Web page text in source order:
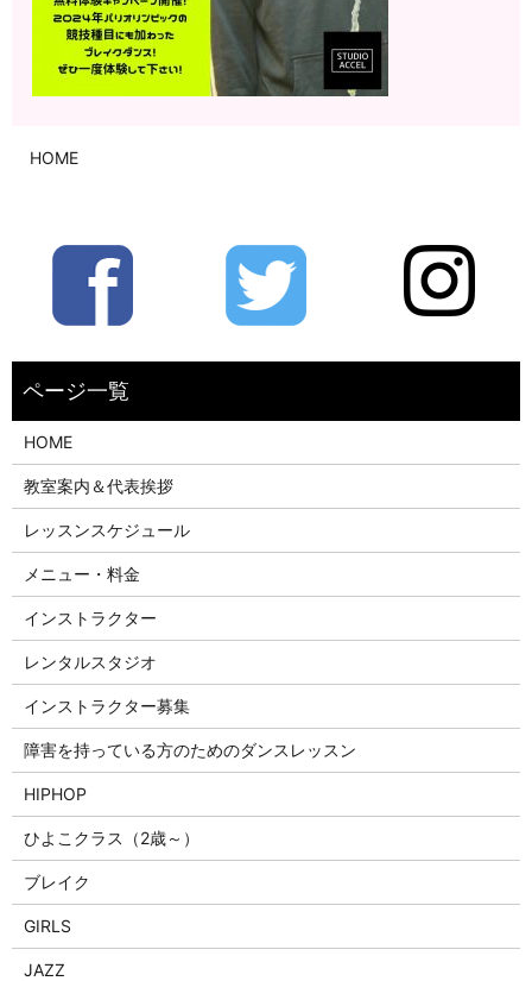
HOME
HOME
教室案内＆代表挨拶
レッスンスケジュール
メニュー・料金
インストラクター
レンタルスタジオ
インストラクター募集
障害を持っている方のためのダンスレッスン
HIPHOP
ひよこクラス（2歳～）
ブレイク
GIRLS
JAZZ